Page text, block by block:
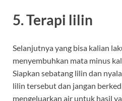
5. Terapi lilin
Selanjutnya yang bisa kalian
menyembuhkan mata minus
Siapkan sebatang lilin dan
lilin tersebut dan jangan
mengeluarkan air untuk hasil